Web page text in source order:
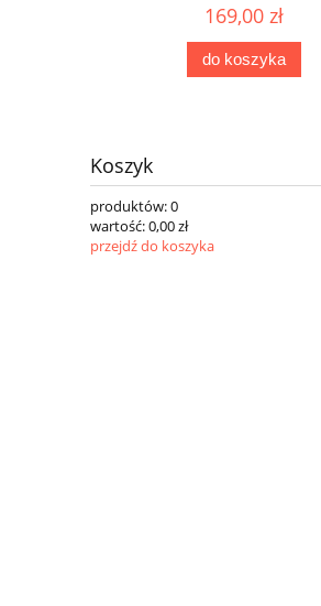
169,00 zł
do koszyka
Koszyk
produktów:0
wartość:0,00 zł
przejdź do koszyka